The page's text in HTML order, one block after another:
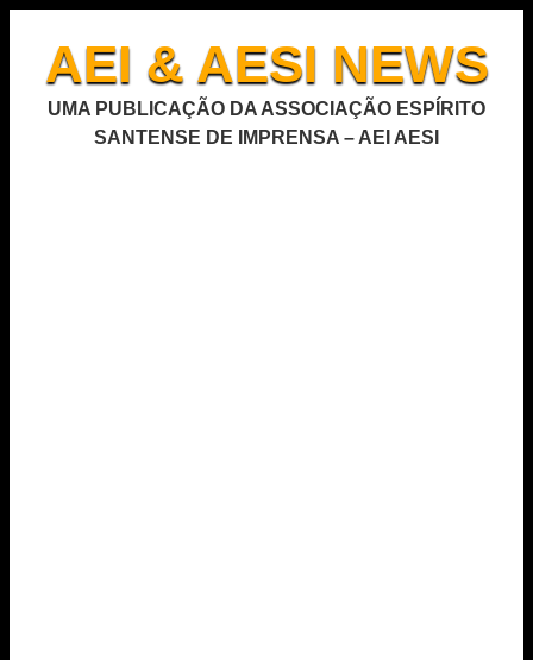
AEI & AESI NEWS
UMA PUBLICAÇÃO DA ASSOCIAÇÃO ESPÍRITO
SANTENSE DE IMPRENSA – AEI AESI